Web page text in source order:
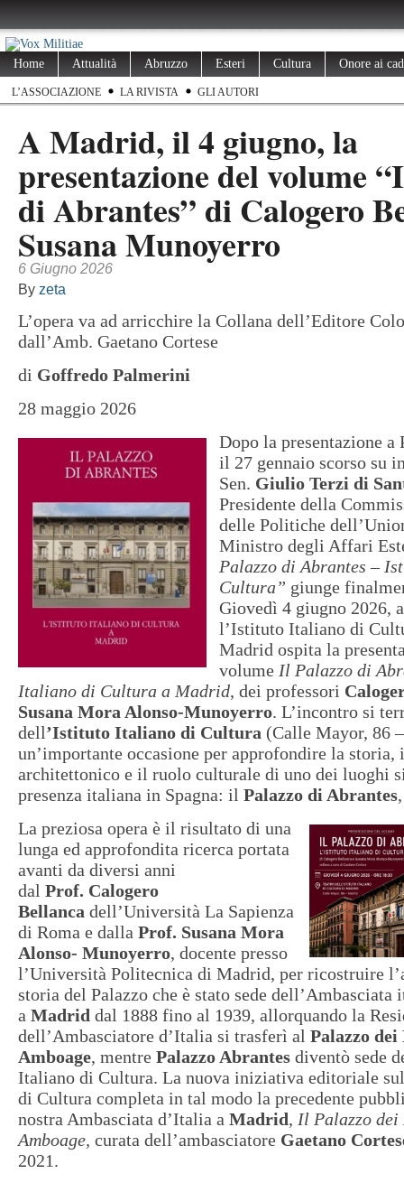
Home Attualità Abruzzo Esteri Cultura Onore ai
L’ASSOCIAZIONE LA RIVISTA GLI AUTORI
A Madrid, il 4 giugno, la
presentazione del volume
di Abrantes” di Calogero
Susana Munoyerro
6 Giugno 2026
By zeta
L’opera va ad arricchire la Collana dell’Editore
dall’Amb. Gaetano Cortese
di Goffredo Palmerini
28 maggio 2026
Dopo la presentazione a
il 27 gennaio scorso su
Sen. Giulio Terzi di
Presidente della
delle Politiche
Ministro degli Affari
Palazzo di Abrantes –
Cultura” giunge
Giovedì 4 giugno 2026,
l’Istituto Italiano di
Madrid ospita la
volume Il Palazzo di
Italiano di Cultura a Madrid, dei professori
Susana Mora Alonso-Munoyerro. L’incontro si
dell’Istituto Italiano di Cultura (Calle Mayor, 86
un’importante occasione per approfondire la storia,
architettonico e il ruolo culturale di uno dei luoghi
presenza italiana in Spagna: il Palazzo di Abrantes
La preziosa opera è il risultato di una
lunga ed approfondita ricerca portata
avanti da diversi anni
dal Prof. Calogero
Bellanca dell’Università La Sapienza
di Roma e dalla Prof. Susana Mora
Alonso- Munoyerro, docente presso
l’Università Politecnica di Madrid, per ricostruire
storia del Palazzo che è stato sede dell’Ambasciata
a Madrid dal 1888 fino al 1939, allorquando la
dell’Ambasciatore d’Italia si trasferì al Palazzo
Amboage, mentre Palazzo Abrantes diventò sede
Italiano di Cultura. La nuova iniziativa editoriale
di Cultura completa in tal modo la precedente
nostra Ambasciata d’Italia a Madrid, Il Palazzo
Amboage, curata dell’ambasciatore Gaetano
2021.